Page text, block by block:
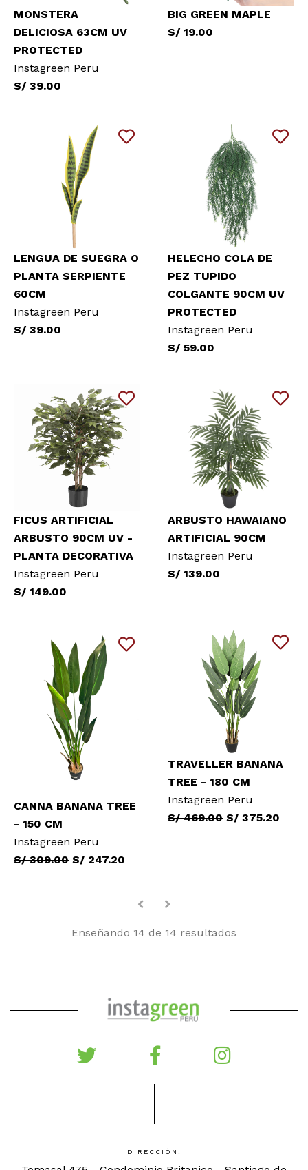
MONSTERA
DELICIOSA 63CM UV
PROTECTED
Instagreen Peru
S/ 39.00
BIG GREEN MAPLE
S/ 19.00
LENGUA DE SUEGRA O
PLANTA SERPIENTE
60CM
Instagreen Peru
S/ 39.00
HELECHO COLA DE
PEZ TUPIDO
COLGANTE 90CM UV
PROTECTED
Instagreen Peru
S/ 59.00
FICUS ARTIFICIAL
ARBUSTO 90CM UV -
PLANTA DECORATIVA
Instagreen Peru
S/ 149.00
ARBUSTO HAWAIANO
ARTIFICIAL 90CM
Instagreen Peru
S/ 139.00
CANNA BANANA TREE
- 150 CM
Instagreen Peru
S/ 309.00 S/ 247.20
TRAVELLER BANANA
TREE - 180 CM
Instagreen Peru
S/ 469.00 S/ 375.20
Enseñando 14 de 14 resultados
DIRECCIÓN: